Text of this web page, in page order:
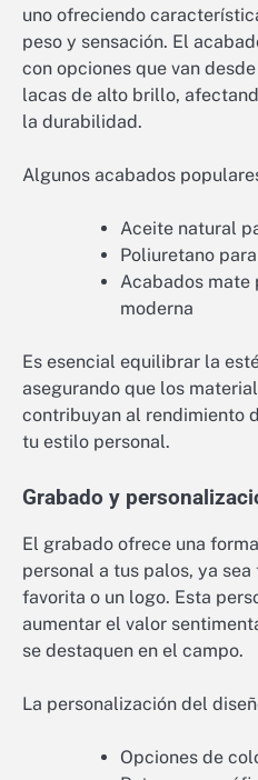
uno ofreciendo
peso y sensación. El
con opciones que van
lacas de alto brillo,
la durabilidad.
Algunos acabados
Aceite natural
Poliuretano
Acabados mate
moderna
Es esencial equilibrar la
asegurando que los
contribuyan al rendimiento
tu estilo personal.
Grabado y
El grabado ofrece una
personal a tus palos, ya
favorita o un logo. Esta
aumentar el valor
se destaquen en el campo.
La personalización del
Opciones de